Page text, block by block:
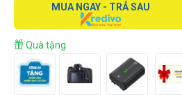
MUA NGAY - TRẢ SAU
Quà tặng